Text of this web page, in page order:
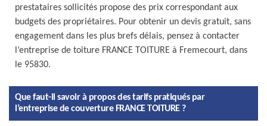
prestataires sollicités propose des prix correspondant aux
budgets des propriétaires. Pour obtenir un devis gratuit, sans
engagement dans les plus brefs délais, pensez à contacter
l’entreprise de toiture FRANCE TOITURE à Fremecourt, dans
le 95830.
Que faut-il savoir à propos des tarifs pratiqués par
l’entreprise de couverture FRANCE TOITURE ?